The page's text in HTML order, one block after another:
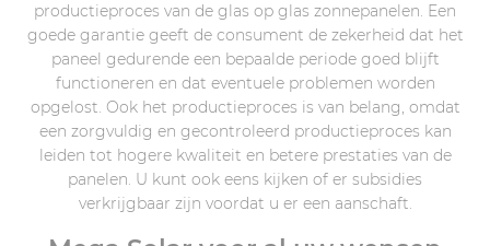
productieproces van de glas op glas zonnepanelen. Een
goede garantie geeft de consument de zekerheid dat het
paneel gedurende een bepaalde periode goed blijft
functioneren en dat eventuele problemen worden
opgelost. Ook het productieproces is van belang, omdat
een zorgvuldig en gecontroleerd productieproces kan
leiden tot hogere kwaliteit en betere prestaties van de
panelen. U kunt ook eens kijken of er subsidies
verkrijgbaar zijn voordat u er een aanschaft.